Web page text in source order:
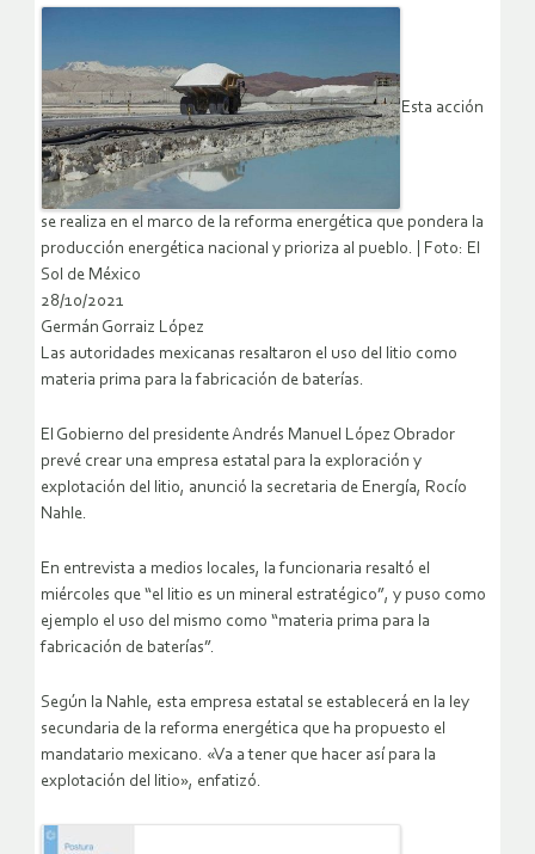
Esta acción
se realiza en el marco de la reforma energética que pondera la
producción energética nacional y prioriza al pueblo. | Foto: El
Sol de México
28/10/2021
Germán Gorraiz López
Las autoridades mexicanas resaltaron el uso del litio como
materia prima para la fabricación de baterías.
El Gobierno del presidente Andrés Manuel López Obrador
prevé crear una empresa estatal para la exploración y
explotación del litio, anunció la secretaria de Energía, Rocío
Nahle.
En entrevista a medios locales, la funcionaria resaltó el
miércoles que “el litio es un mineral estratégico”, y puso como
ejemplo el uso del mismo como “materia prima para la
fabricación de baterías”.
Según la Nahle, esta empresa estatal se establecerá en la ley
secundaria de la reforma energética que ha propuesto el
mandatario mexicano. «Va a tener que hacer así para la
explotación del litio», enfatizó.